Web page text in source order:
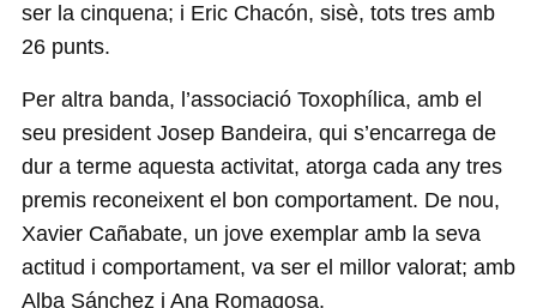
ser la cinquena; i Eric Chacón, sisè, tots tres amb
26 punts.
Per altra banda, l’associació Toxophílica, amb el
seu president Josep Bandeira, qui s’encarrega de
dur a terme aquesta activitat, atorga cada any tres
premis reconeixent el bon comportament. De nou,
Xavier Cañabate, un jove exemplar amb la seva
actitud i comportament, va ser el millor valorat; amb
Alba Sánchez i Ana Romagosa.